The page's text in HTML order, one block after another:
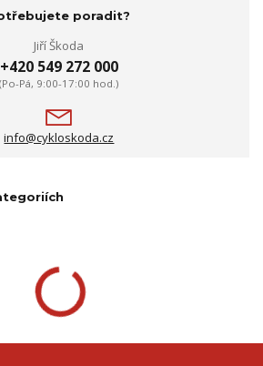
poradit?
Jiří Škoda
+420 549 272 000
(Po-Pá, 9:00-17:00 hod.)
info@cykloskoda.cz